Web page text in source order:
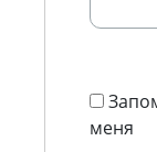
меня